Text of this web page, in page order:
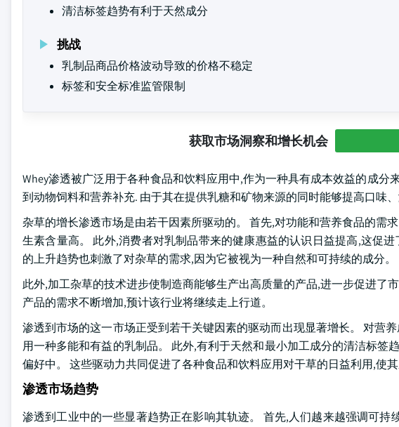
清洁标签趋势有利于天然成分
挑战
乳制品商品价格波动导致的价格不稳定
标签和安全标准监管限制
获取市场洞察和增长机会
Whey渗透被广泛用于各种食品和饮料应用中,作为一种具有成本效益的成
到动物饲料和营养补充. 由于其在提供乳糖和矿物来源的同时能够提高口味
杂草的增长渗透市场是由若干因素所驱动的。 首先,对功能和营养食品的需
生素含量高。 此外,消费者对乳制品带来的健康惠益的认识日益提高,这促
的上升趋势也刺激了对杂草的需求,因为它被视为一种自然和可持续的成分。
此外,加工杂草的技术进步使制造商能够生产出高质量的产品,进一步促进了
产品的需求不断增加,预计该行业将继续走上行道。
渗透到市场的这一市场正受到若干关键因素的驱动而出现显著增长。 对营
用一种多能和有益的乳制品。 此外,有利于天然和最小加工成分的清洁标
偏好中。 这些驱动力共同促进了各种食品和饮料应用对干草的日益利用,使其
渗透市场趋势
渗透到工业中的一些显著趋势正在影响其轨迹。 首先,人们越来越强调可